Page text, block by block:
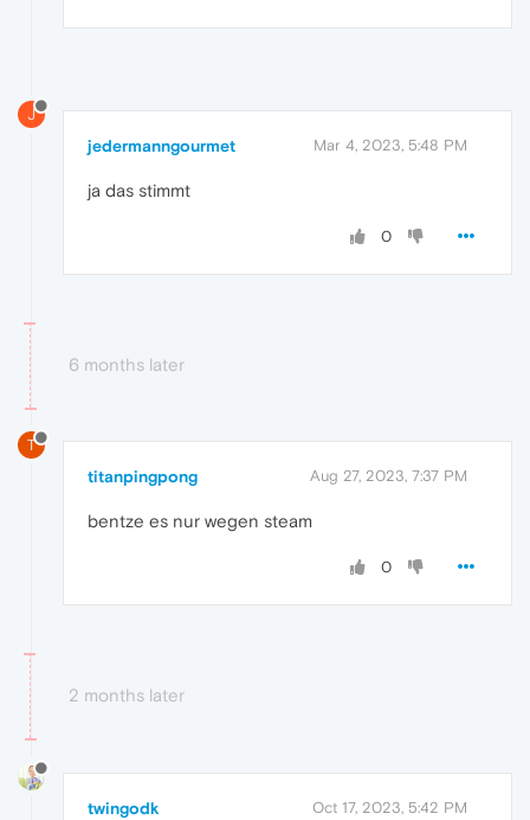
J
jedermanngourmet Mar 4, 2023, 5:48 PM
ja das stimmt
0
6 months later
T
titanpingpong Aug 27, 2023, 7:37 PM
bentze es nur wegen steam
0
2 months later
twingodk Oct 17, 2023, 5:42 PM